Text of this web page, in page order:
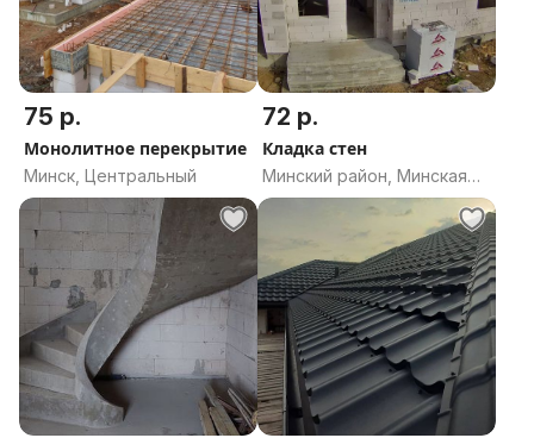
75 р.
Монолитное перекрытие
Минск, Центральный
72 р.
Кладка стен
Минский район, Минская
область